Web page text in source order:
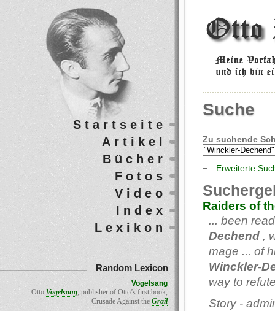
Suche
Zu suchende
Erweiterte
Raiders of
... been
Dechend ,
mage ... of
Winckler-
way to
Story -
Startseite
Artikel
Bücher
Fotos
Video
Index
Lexikon
Random Lexicon
Vogelsang
Otto Vogelsang, publisher of Otto’s first book,
Crusade Against the Grail